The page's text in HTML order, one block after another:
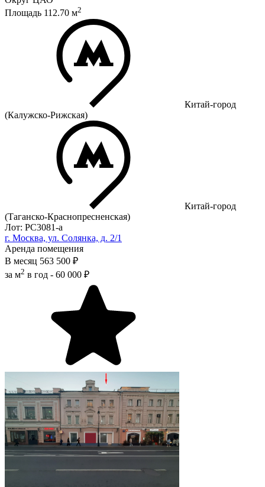
Площадь 112.70 м2
Китай-город
(Калужско-Рижская)
Китай-город
(Таганско-Краснопресненская)
Лот: РС3081-a
г. Москва, ул. Солянка, д. 2/1
Аренда помещения
В месяц 563 500 ₽
за м2 в год - 60 000 ₽